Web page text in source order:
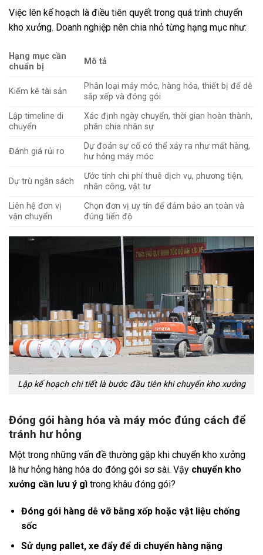
Việc lên kế hoạch là điều tiên quyết trong quá trình chuyển
kho xưởng. Doanh nghiệp nên chia nhỏ từng hạng mục như:
Hạng mục cần
chuẩn bị
Mô tả
Kiểm kê tài sản
Phân loại máy móc, hàng hóa, thiết bị để dễ
sắp xếp và đóng gói
Lập timeline di
chuyển
Xác định ngày chuyển, thời gian hoàn thành,
phân chia nhân sự
Đánh giá rủi ro
Dự đoán sự cố có thể xảy ra như mất hàng,
hư hỏng máy móc
Dự trù ngân sách
Ước tính chi phí thuê dịch vụ, phương tiện,
nhân công, vật tư
Liên hệ đơn vị
vận chuyển
Chọn đơn vị uy tín để đảm bảo an toàn và
đúng tiến độ
Lập kế hoạch chi tiết là bước đầu tiên khi chuyển kho xưởng
Đóng gói hàng hóa và máy móc đúng cách để
tránh hư hỏng
Một trong những vấn đề thường gặp khi chuyển kho xưởng
là hư hỏng hàng hóa do đóng gói sơ sài. Vậy chuyển kho
xưởng cần lưu ý gì trong khâu đóng gói?
Đóng gói hàng dễ vỡ bằng xốp hoặc vật liệu chống
sốc
Sử dụng pallet, xe đẩy để di chuyển hàng nặng